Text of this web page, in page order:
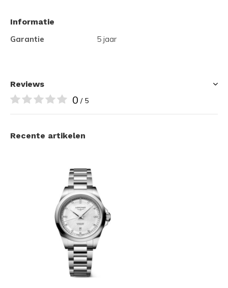
Informatie
Garantie
5 jaar
Reviews
0 / 5
Recente artikelen